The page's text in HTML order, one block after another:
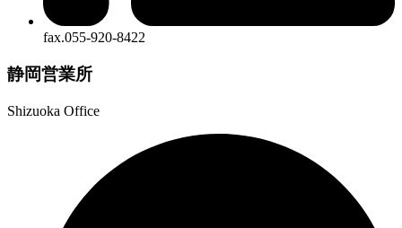
fax.055-920-8422
静岡営業所
Shizuoka Office